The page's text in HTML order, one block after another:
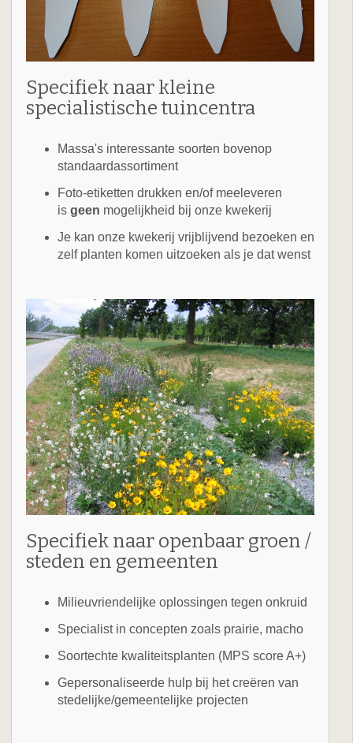
Specifiek naar kleine
specialistische tuincentra
Massa's interessante soorten bovenop
standaardassortiment
Foto-etiketten drukken en/of meeleveren
is geen mogelijkheid bij onze kwekerij
Je kan onze kwekerij vrijblijvend bezoeken en
zelf planten komen uitzoeken als je dat wenst
Specifiek naar openbaar groen /
steden en gemeenten
Milieuvriendelijke oplossingen tegen onkruid
Specialist in concepten zoals prairie, macho
Soortechte kwaliteitsplanten (MPS score A+)
Gepersonaliseerde hulp bij het creëren van
stedelijke/gemeentelijke projecten